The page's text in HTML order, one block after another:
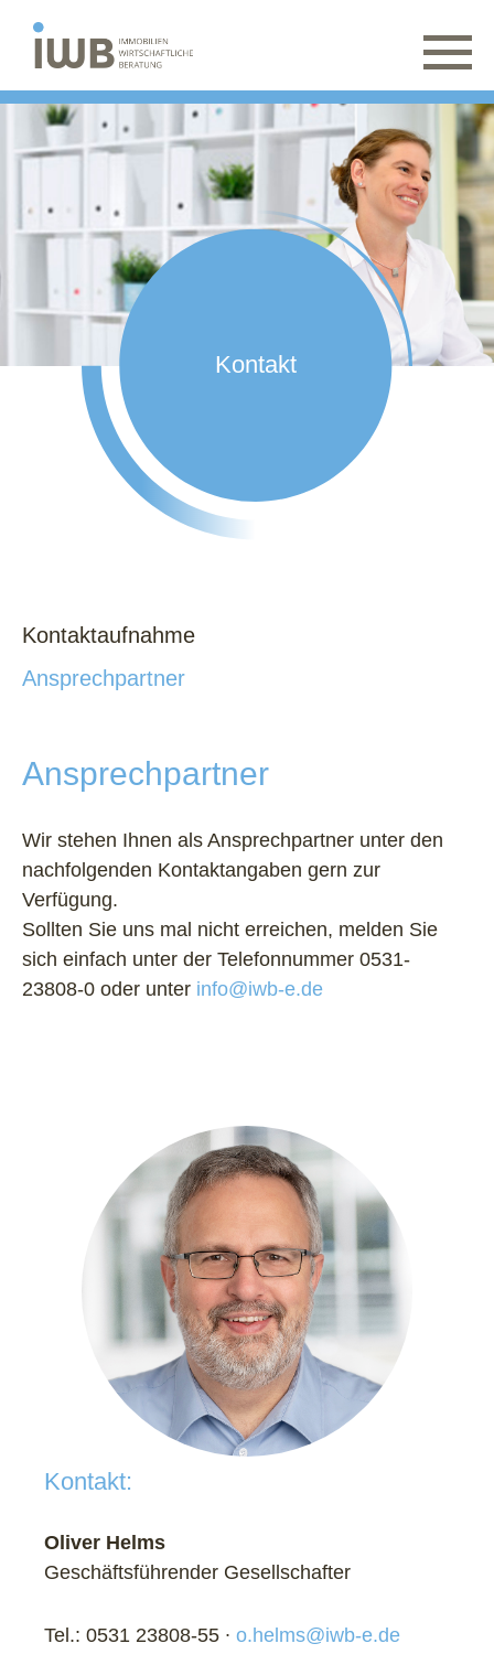
Kontakt
Kontaktaufnahme
Ansprechpartner
Ansprechpartner
Wir stehen Ihnen als Ansprechpartner unter den
nachfolgenden Kontaktangaben gern zur
Verfügung.
Sollten Sie uns mal nicht erreichen, melden Sie
sich einfach unter der Telefonnummer 0531-
23808-0 oder unter info@iwb-e.de
Kontakt:
Oliver Helms
Geschäftsführender Gesellschafter
Tel.: 0531 23808-55 ∙ o.helms@iwb-e.de